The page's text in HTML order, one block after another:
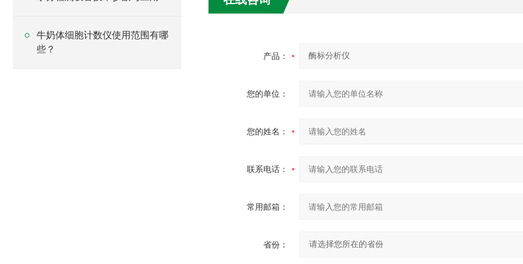
产品：
您的单位：
您的姓名：
联系电话：
常用邮箱：
省份：
牛奶体细胞计数仪使用范围有哪
些？